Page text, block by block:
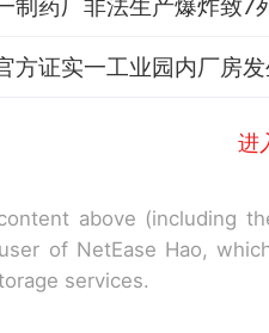
方证实一工业园内厂房
进
above (including
of NetEase Hao,
services.